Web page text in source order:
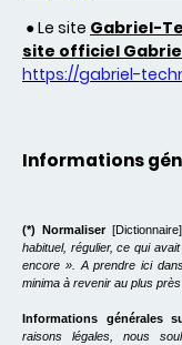
● Le site Gabriel-
site officiel
https://gabriel-
(*) Normaliser
habituel, régulier, ce qui
encore ». A prendre ici
minima à revenir au plus près
Informations générales
raisons légales, nous
Informations